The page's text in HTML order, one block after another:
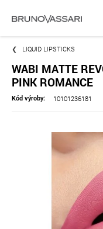
LIQUID LIPSTICKS
WABI MATTE
PINK ROMANCE
Kód výroby: 10101236181